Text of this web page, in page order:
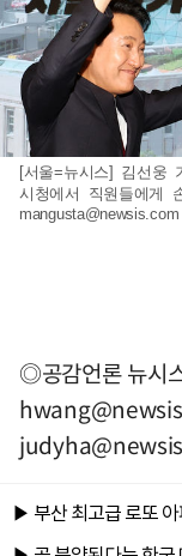
[서울=뉴시스] 김선웅
시청에서 직원들에게
mangusta@newsis.com
◎공감언론 뉴시